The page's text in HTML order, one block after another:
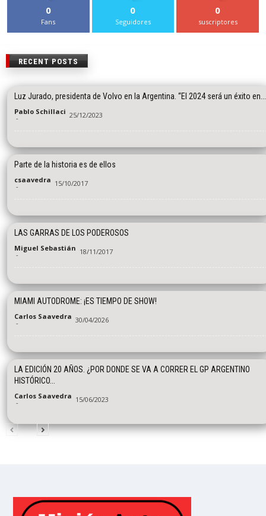
0
Fans
0
Seguidores
0
suscriptores
RECENT POSTS
Luz Jurado, presidenta de Volvo en la Argentina. “El 2024 será un éxito en...
Pablo Schillaci
- 25/12/2023
Parte de la historia es de ellos
csaavedra
- 15/10/2017
LAS GARRAS DE LOS PODEROSOS
Miguel Sebastián
- 18/11/2017
MIAMI AUTODROME: ¡ES TIEMPO DE SHOW!
Carlos Saavedra
- 30/04/2026
LA EDICIÓN 20 AÑOS. ¿POR DONDE SE VA A CORRER EL GP ARGENTINO
HISTÓRICO...
Carlos Saavedra
- 15/06/2023